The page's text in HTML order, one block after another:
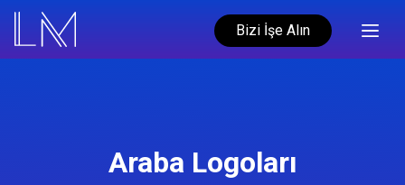
Bizi İşe Alın
Araba Logoları